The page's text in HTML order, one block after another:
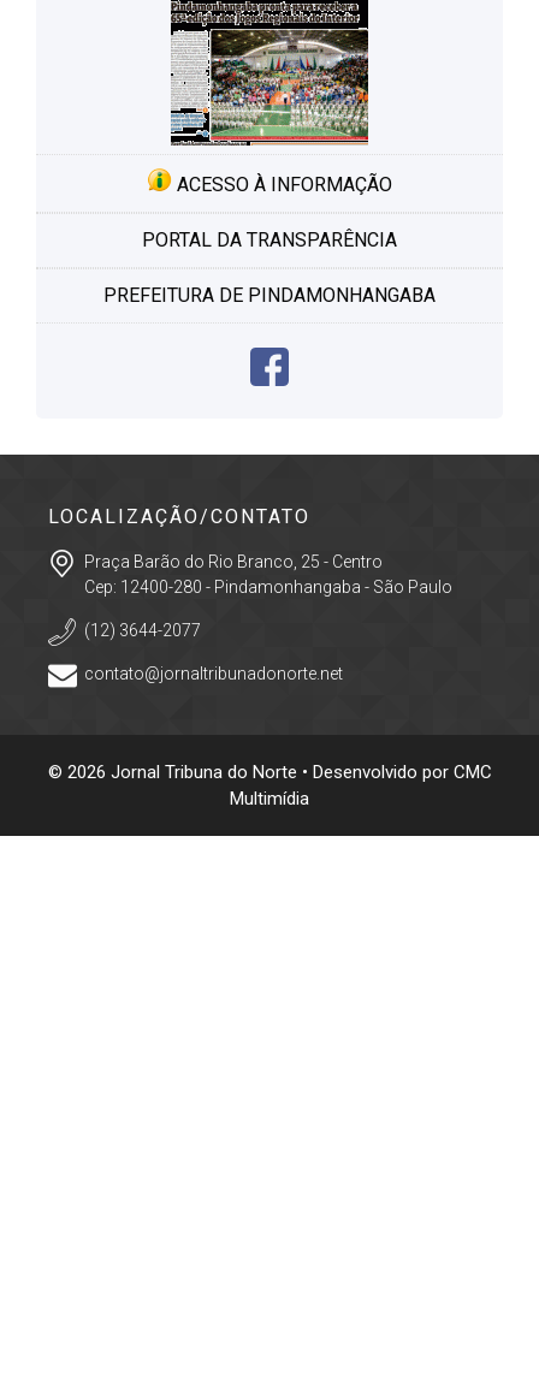
ACESSO À INFORMAÇÃO
PORTAL DA TRANSPARÊNCIA
PREFEITURA DE PINDAMONHANGABA
LOCALIZAÇÃO/CONTATO
Praça Barão do Rio Branco, 25 - Centro
Cep: 12400-280 - Pindamonhangaba - São Paulo
(12) 3644-2077
contato@jornaltribunadonorte.net
© 2026 Jornal Tribuna do Norte • Desenvolvido por CMC
Multimídia